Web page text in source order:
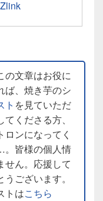
の文章はお役に
、焼き芋のシ
ト を見ていただ
くださる方、
ンになってく
皆様の個人情
せん。応援して
ございます。
トはこちら